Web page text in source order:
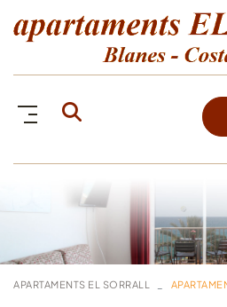
APARTAMENTS EL SORRALL